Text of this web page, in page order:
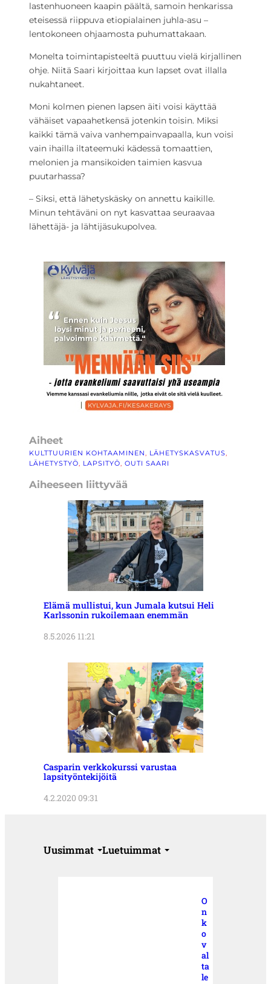
lastenhuoneen kaapin päältä, samoin henkarissa
eteisessä riippuva etiopialainen juhla-asu –
lentokoneen ohjaamosta puhumattakaan.
Monelta toimintapisteeltä puuttuu vielä kirjallinen
ohje. Niitä Saari kirjoittaa kun lapset ovat illalla
nukahtaneet.
Moni kolmen pienen lapsen äiti voisi käyttää
vähäiset vapaahetkensä jotenkin toisin. Miksi
kaikki tämä vaiva vanhempainvapaalla, kun voisi
vain ihailla iltateemuki kädessä tomaattien,
melonien ja mansikoiden taimien kasvua
puutarhassa?
– Siksi, että lähetyskäsky on annettu kaikille.
Minun tehtäväni on nyt kasvattaa seuraavaa
lähettäjä- ja lähtijäsukupolvea.
Aiheet
KULTTUURIEN KOHTAAMINEN, LÄHETYSKASVATUS
LÄHETYSTYÖ, LAPSITYÖ, OUTI SAARI
Aiheeseen liittyvää
Elämä mullistui, kun Jumala kutsui Heli
Karlssonin rukoilemaan enemmän
8.5.2026 11:21
Casparin verkkokurssi varustaa
lapsityöntekijöitä
4.2.2020 09:31
Uusimmat Luetuimmat
O
n
k
o
v
al
ta
le